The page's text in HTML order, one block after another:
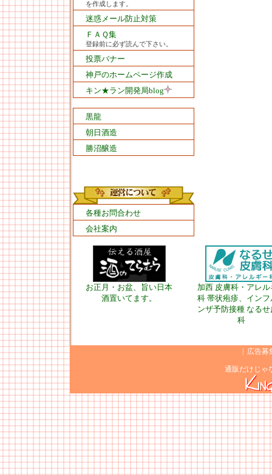
を作成します。
迷惑メール防止対策
ＦＡＱ集
登録前に必ず読んで下さい。
投票バナー
神戸のホームページ作成
キン★ラン開発局blog
黒龍
朝日酒造
勝沼醸造
各種お問合わせ
会社案内
お正月・お盆、旨い日本
酒置いてます。
加西 皮膚科・アレル
科 帯状疱疹、インフ
ンザ予防接種 なるせ
科
広告募
通販だけじゃ